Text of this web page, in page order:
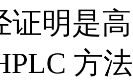
证明是高
方法